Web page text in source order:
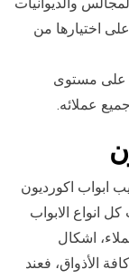
والديوانيات
اختيارها من
على مستوى
عملائه.
ابواب اكورديون
انواع الابواب
اشكال
الأذواق، فعند